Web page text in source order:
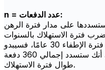
n = عدد الدفعات:
على مدار فترة الرهن
اضرب فترة الاستهلاك بالسنوات
في 12. على سبيل المثال، إذا كانت فترة الإطفاء 30 عامًا، فسيبدو
ذلك 30 × 12 = 360. هذا يعني أنك ستسدد إجمالي 360 دفعة
طوال فترة الاستهلاك.